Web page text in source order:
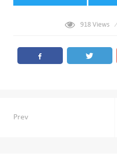
918Views
Navegación
Prev